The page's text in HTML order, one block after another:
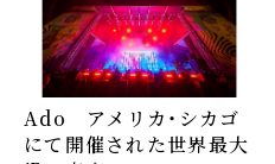
Ado アメリカ・シカゴ
にて開催された世界最大